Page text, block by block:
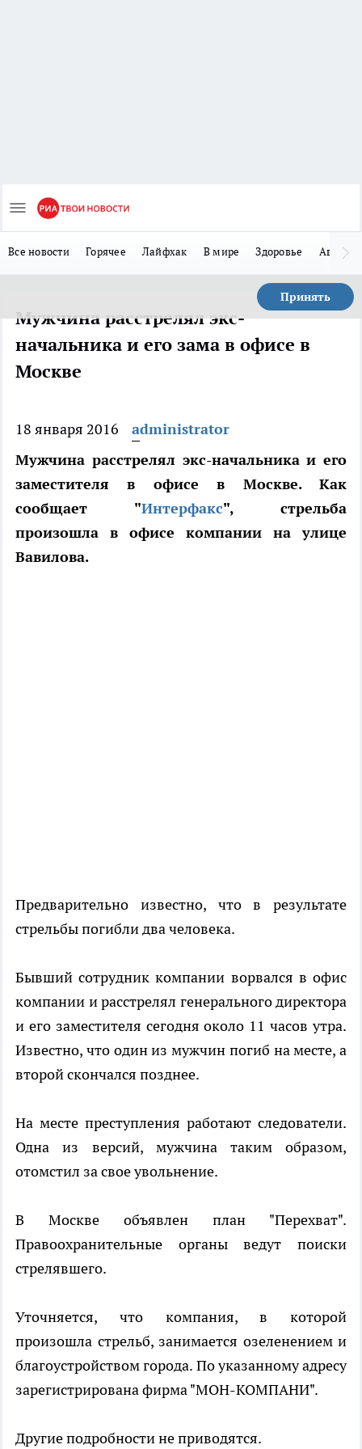
Все новости Горячее Лайфхак В мире Здоровье Авто
Принять
Мужчина расстрелял экс-
начальника и его зама в офисе в
Москве
18 января 2016
administrator
Мужчина расстрелял экс-начальника и его
заместителя в офисе в Москве. Как
сообщает "Интерфакс", стрельба
произошла в офисе компании на улице
Вавилова.
Предварительно известно, что в результате
стрельбы погибли два человека.
Бывший сотрудник компании ворвался в офис
компании и расстрелял генерального директора
и его заместителя сегодня около 11 часов утра.
Известно, что один из мужчин погиб на месте, а
второй скончался позднее.
На месте преступления работают следователи.
Одна из версий, мужчина таким образом,
отомстил за свое увольнение.
В Москве объявлен план "Перехват".
Правоохранительные органы ведут поиски
стрелявшего.
Уточняется, что компания, в которой
произошла стрельб, занимается озеленением и
благоустройством города. По указанному адресу
зарегистрирована фирма "МОН-КОМПАНИ".
Другие подробности не приводятся.